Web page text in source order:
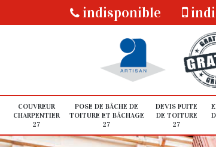
indisponible
COUVREUR
CHARPENTIER
27
POSE DE BÂCHE DE
TOITURE ET BÂCHAGE
27
DEVIS FUITE
DE TOITURE
27